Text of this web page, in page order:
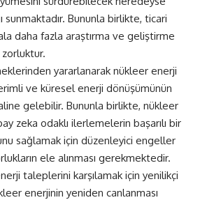
sunmaktadır. Bununla birlikte, ticari
daha fazla araştırma ve geliştirme
yararlanarak nükleer enerji
ve küresel enerji dönüşümünün
gelebilir. Bununla birlikte, nükleer
zeka odaklı ilerlemelerin başarılı bir
sağlamak için düzenleyici engeller
ele alınması gerekmektedir.
taleplerini karşılamak için yenilikçi
enerjinin yeniden canlanması